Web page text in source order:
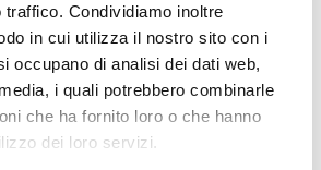
Condividiamo inoltre
in cui utilizza il nostro sito con i
occupano di analisi dei dati web,
i quali potrebbero combinarle
che ha fornito loro o che hanno
dei loro servizi.
SF070 A